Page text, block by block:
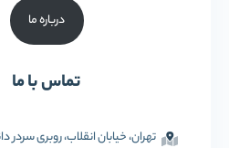
درباره ما
تماس با ما
تهران، خیابان انقلاب، روبری سردر